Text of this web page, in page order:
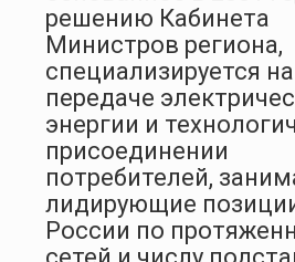
решению Кабинета
Министров региона,
специализируется на
передаче
энергии и
присоединении
потребителей,
лидирующие
России по